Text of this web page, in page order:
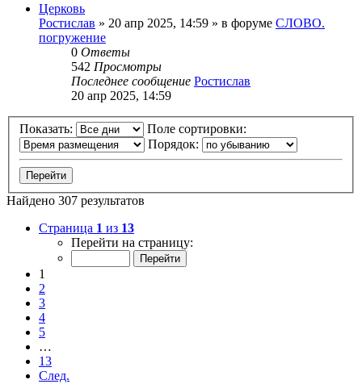
Церковь
Ростислав » 20 апр 2025, 14:59 » в форуме СЛОВО.
погружение
0 Ответы
542 Просмотры
Последнее сообщение Ростислав
20 апр 2025, 14:59
Показать:
Поле сортировки:
Порядок:
Найдено 307 результатов
Страница 1 из 13
Перейти на страницу:
1
2
3
4
5
…
13
След.